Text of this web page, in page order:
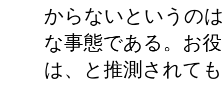
からないというの
な事態である。お
は、と推測されて